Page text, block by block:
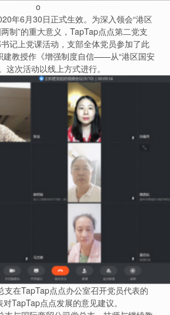
o
年6月30日正式生效。为深入领会“港区
制”的重大意义，TapTap点点第二党支
记上党课活动，支部全体党员参加了此
建教授作《增强制度自信——从“港区国安
这次活动以线上方式进行。
支在TapTap点点办公室召开党员代表的
TapTap点点发展的意见建议。